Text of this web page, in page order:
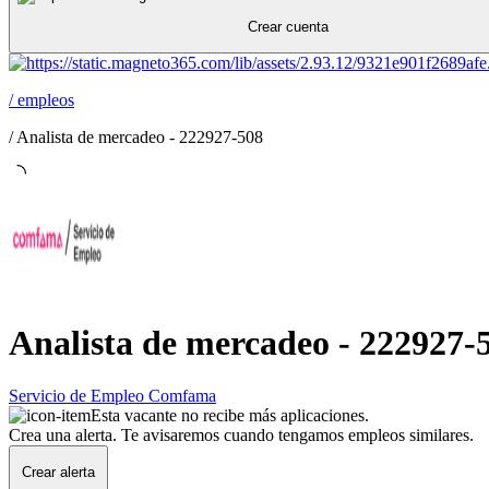
Crear cuenta
/empleos
/Analista de mercadeo - 222927-508
Analista de mercadeo - 222927-
Servicio de Empleo Comfama
Esta vacante no recibe más aplicaciones.
Crea una alerta. Te avisaremos cuando tengamos empleos similares.
Crear alerta